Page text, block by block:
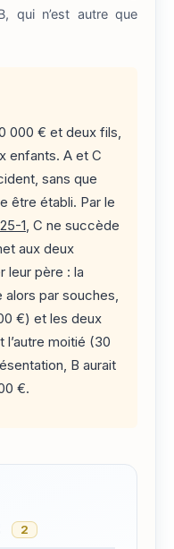
qui n’est autre que
000 € et deux fils,
enfants. A et C
sans que
être établi. Par le
1, C ne succède
aux deux
leur père : la
par souches,
€) et les deux
moitié (30
B aurait
€.
2